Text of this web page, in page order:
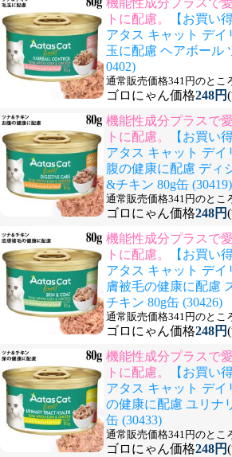
機能性成分プラスで
トに配慮。
【お買い
アタス キャット デ
玉に配慮 ヘアボール
0402)
通常販売価格341円のとこ
ゴロにゃん価格248円
機能性成分プラスで
トに配慮。
【お買い
アタス キャット デ
腹の健康に配慮 ディ
&チキン 80g缶 (30419)
通常販売価格341円のとこ
ゴロにゃん価格248円
機能性成分プラスで
トに配慮。
【お買い
アタス キャット デ
膚被毛の健康に配慮
チキン 80g缶 (30426)
通常販売価格341円のとこ
ゴロにゃん価格248円
機能性成分プラスで
トに配慮。
【お買い
アタス キャット デイ
の健康に配慮 ユリナ
缶 (30433)
通常販売価格341円のとこ
ゴロにゃん価格248円